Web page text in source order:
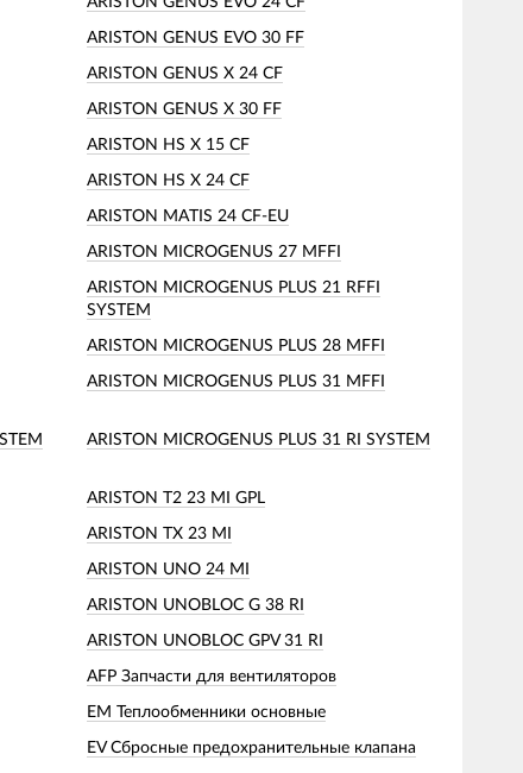
ARISTON GENUS EVO 30 FF
ARISTON GENUS X 24 CF
ARISTON GENUS X 30 FF
ARISTON HS X 15 CF
ARISTON HS X 24 CF
ARISTON MATIS 24 CF-EU
ARISTON MICROGENUS 27 MFFI
ARISTON MICROGENUS PLUS 21 RFFI
SYSTEM
ARISTON MICROGENUS PLUS 28 MFFI
ARISTON MICROGENUS PLUS 31 MFFI
ARISTON MICROGENUS PLUS 31 RI SYSTEM
ARISTON T2 23 MI GPL
ARISTON TX 23 MI
ARISTON UNO 24 MI
ARISTON UNOBLOC G 38 RI
ARISTON UNOBLOC GPV 31 RI
AFP Запчасти для вентиляторов
EM Теплообменники основные
EV Сбросные предохранительные клапана